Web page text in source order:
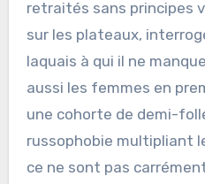
retraités sans principes
sur les plateaux,
laquais à qui il ne
aussi les femmes en
une cohorte de demi-
russophobie multipliant
ce ne sont pas